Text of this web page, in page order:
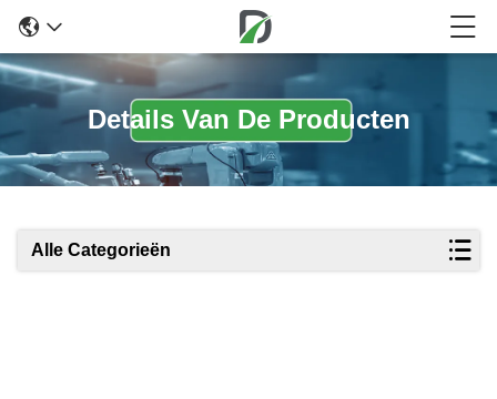
Details Van De Producten
Alle Categorieën